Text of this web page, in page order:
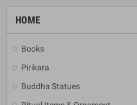
HOME
Books
Pirikara
Buddha Statues